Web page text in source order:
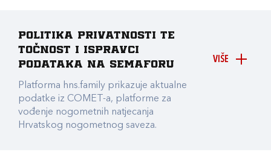
VIŠE
Politika privatnosti te
točnost i ispravci
podataka na Semaforu
Platforma hns.family prikazuje aktualne
podatke iz COMET-a, platforme za
vođenje nogometnih natjecanja
Hrvatskog nogometnog saveza.